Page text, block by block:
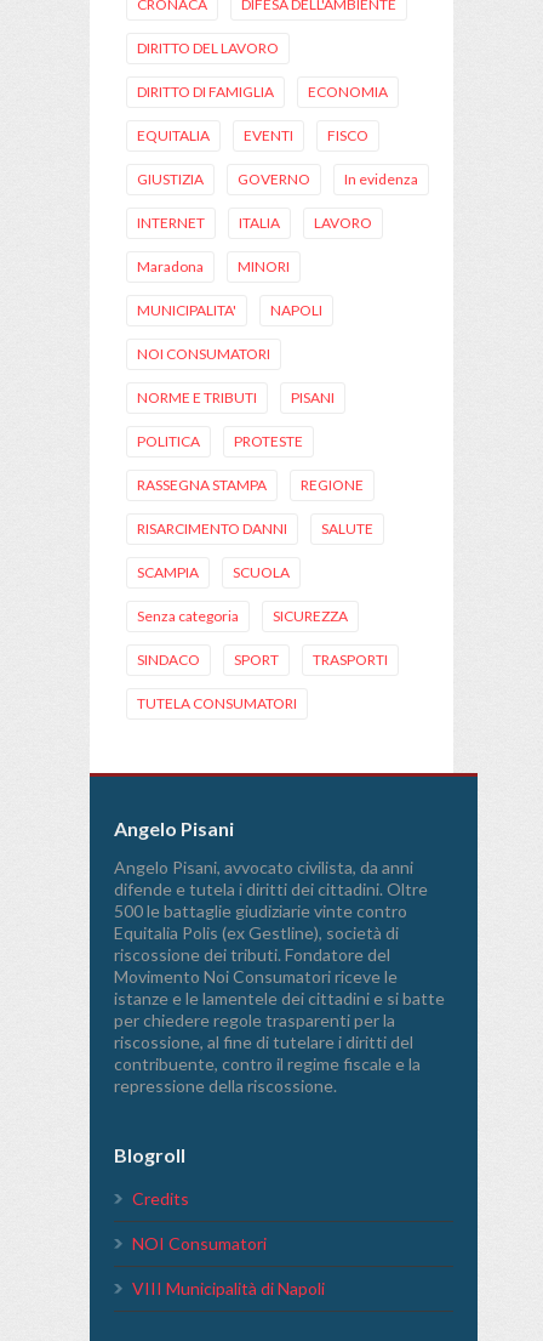
CRONACA DIFESA DELL'AMBIENTE
DIRITTO DEL LAVORO
DIRITTO DI FAMIGLIA ECONOMIA
EQUITALIA EVENTI FISCO
GIUSTIZIA GOVERNO In evidenza
INTERNET ITALIA LAVORO
Maradona MINORI
MUNICIPALITA' NAPOLI
NOI CONSUMATORI
NORME E TRIBUTI PISANI
POLITICA PROTESTE
RASSEGNA STAMPA REGIONE
RISARCIMENTO DANNI SALUTE
SCAMPIA SCUOLA
Senza categoria SICUREZZA
SINDACO SPORT TRASPORTI
TUTELA CONSUMATORI
Angelo Pisani
Angelo Pisani, avvocato civilista, da anni
difende e tutela i diritti dei cittadini. Oltre
500 le battaglie giudiziarie vinte contro
Equitalia Polis (ex Gestline), società di
riscossione dei tributi. Fondatore del
Movimento Noi Consumatori riceve le
istanze e le lamentele dei cittadini e si batte
per chiedere regole trasparenti per la
riscossione, al fine di tutelare i diritti del
contribuente, contro il regime fiscale e la
repressione della riscossione.
Blogroll
Credits
NOI Consumatori
VIII Municipalità di Napoli